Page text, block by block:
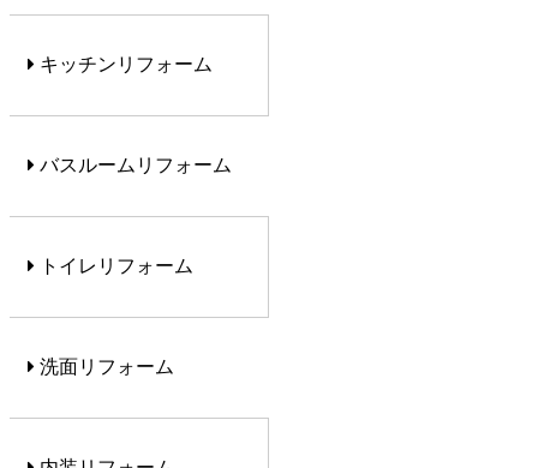
キッチンリフォーム
バスルームリフォーム
トイレリフォーム
洗面リフォーム